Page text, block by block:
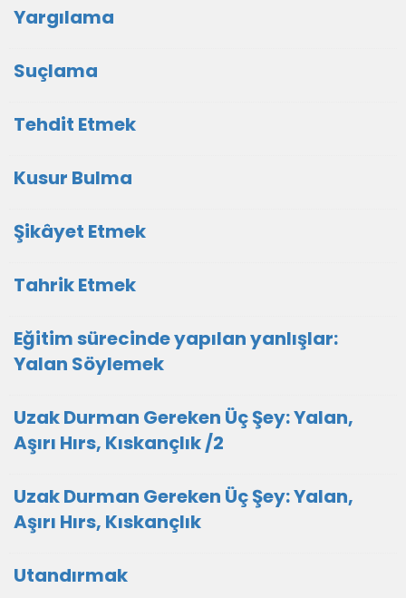
Yargılama
Suçlama
Tehdit Etmek
Kusur Bulma
Şikâyet Etmek
Tahrik Etmek
Eğitim sürecinde yapılan yanlışlar:
Yalan Söylemek
Uzak Durman Gereken Üç Şey: Yalan,
Aşırı Hırs, Kıskançlık /2
Uzak Durman Gereken Üç Şey: Yalan,
Aşırı Hırs, Kıskançlık
Utandırmak